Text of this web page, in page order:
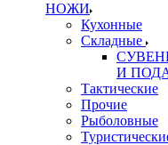
НОЖИ
Кухонные
Складные
И
Тактические
Прочие
Рыболовные